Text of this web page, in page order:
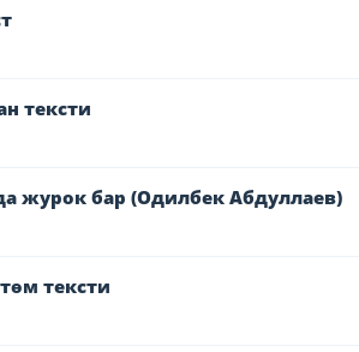
тексти
журок бар (Одилбек Абдуллаев)
тексти